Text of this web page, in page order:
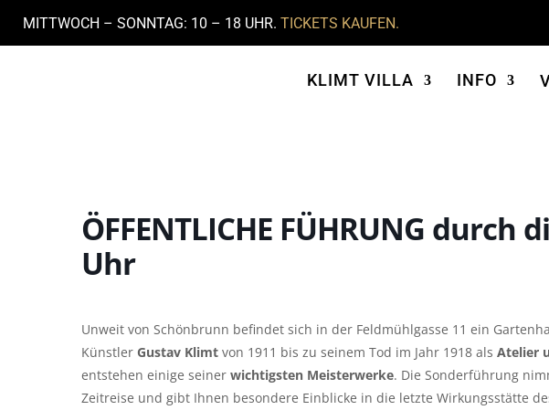
MITTWOCH – SONNTAG: 10 – 18 UHR. TICKETS KAUFEN.
KLIMT VILLA INFO
ÖFFENTLICHE FÜHRUNG durch
Uhr
Unweit von Schönbrunn befindet sich in der Feldmühlgasse 11 ein
Künstler Gustav Klimt von 1911 bis zu seinem Tod im Jahr 1918 als Atelier
entstehen einige seiner wichtigsten Meisterwerke. Die Sonderführung
Zeitreise und gibt Ihnen besondere Einblicke in die letzte Wirkungsstätte